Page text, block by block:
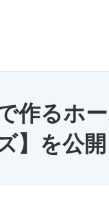
作るホ
】を公